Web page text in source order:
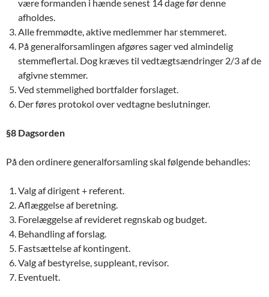
være formanden i hænde senest 14 dage før denne
afholdes.
Alle fremmødte, aktive medlemmer har stemmeret.
På generalforsamlingen afgøres sager ved almindelig
stemmeflertal. Dog kræves til vedtægtsændringer 2/3 af de
afgivne stemmer.
Ved stemmelighed bortfalder forslaget.
Der føres protokol over vedtagne beslutninger.
§8 Dagsorden
På den ordinere generalforsamling skal følgende behandles:
Valg af dirigent + referent.
Aflæggelse af beretning.
Forelæggelse af revideret regnskab og budget.
Behandling af forslag.
Fastsættelse af kontingent.
Valg af bestyrelse, suppleant, revisor.
Eventuelt.